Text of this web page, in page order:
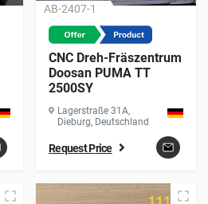
AB-2407-1
CNC Dreh-Fräszentrum
Doosan PUMA TT
2500SY
Lagerstraße 31A,
Dieburg, Deutschland
Request Price